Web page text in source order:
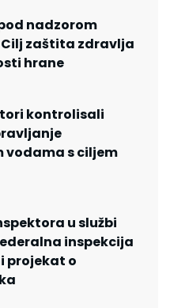
nadzorom
zaštita zdravlja
hrane
kontrolisali
s ciljem
u službi
inspekcija
projekat o